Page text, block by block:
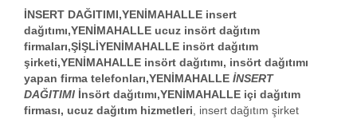
İNSERT DAĞITIMI,YENİMAHALLE insert
dağıtımı,YENİMAHALLE ucuz insört dağıtım
firmaları,ŞİŞLİYENİMAHALLE insört dağıtım
şirketi,YENİMAHALLE insört dağıtımı, insört dağıtımı
yapan firma telefonları,YENİMAHALLE İNSERT
DAĞITIMI İnsört dağıtımı,YENİMAHALLE içi dağıtım
firması, ucuz dağıtım hizmetleri, insert dağıtım şirket